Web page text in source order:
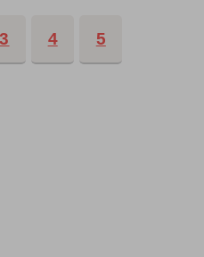
3 4 5